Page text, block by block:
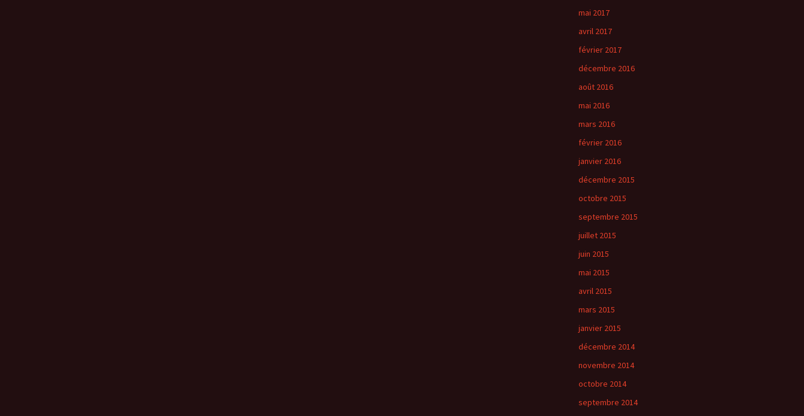
mai 2017
avril 2017
février 2017
décembre 2016
août 2016
mai 2016
mars 2016
février 2016
janvier 2016
décembre 2015
octobre 2015
septembre 2015
juillet 2015
juin 2015
mai 2015
avril 2015
mars 2015
janvier 2015
décembre 2014
novembre 2014
octobre 2014
septembre 2014